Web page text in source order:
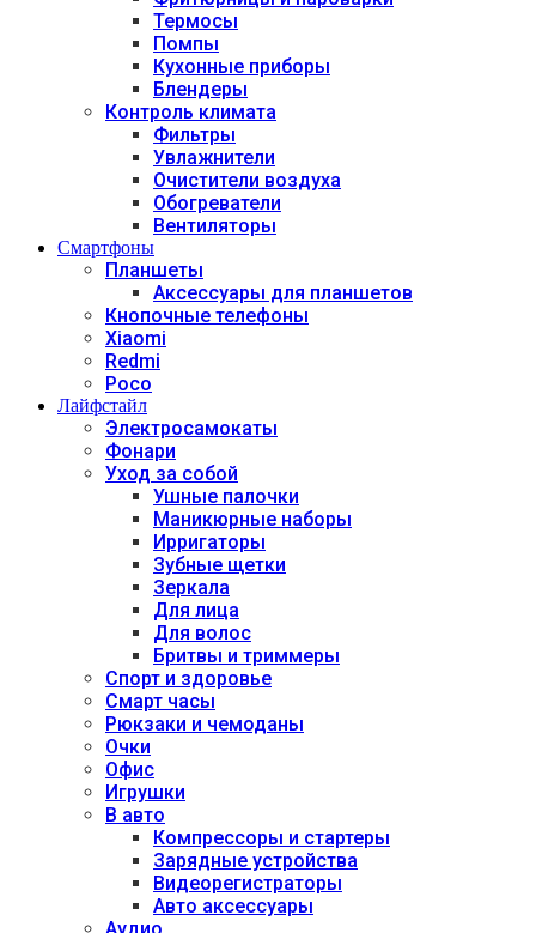
Термосы
Помпы
Кухонные приборы
Блендеры
Контроль климата
Фильтры
Увлажнители
Очистители воздуха
Обогреватели
Вентиляторы
Смартфоны
Планшеты
Аксессуары для планшетов
Кнопочные телефоны
Xiaomi
Redmi
Poco
Лайфстайл
Электросамокаты
Фонари
Уход за собой
Ушные палочки
Маникюрные наборы
Ирригаторы
Зубные щетки
Зеркала
Для лица
Для волос
Бритвы и триммеры
Спорт и здоровье
Смарт часы
Рюкзаки и чемоданы
Очки
Офис
Игрушки
В авто
Компрессоры и стартеры
Зарядные устройства
Видеорегистраторы
Авто аксессуары